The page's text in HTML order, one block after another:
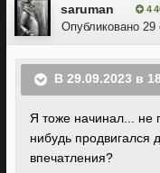
saruman 4
Опубликовано 29
В 29.09.2023 в
Я тоже начинал... не
нибудь продвигался
впечатления?